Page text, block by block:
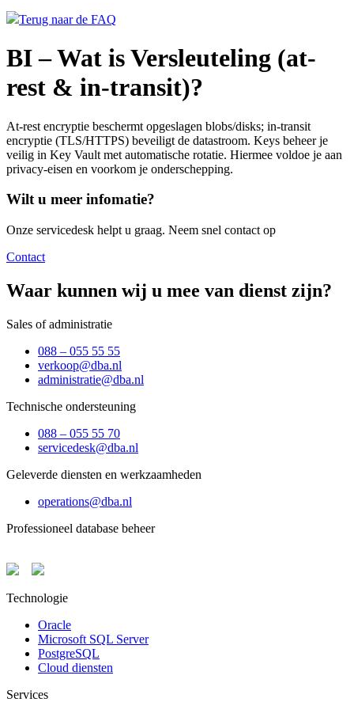
Terug naar de FAQ
BI – Wat is Versleuteling (at-
rest & in-transit)?
At-rest encryptie beschermt opgeslagen blobs/disks; in-transit
encryptie (TLS/HTTPS) beveiligt de datastroom. Keys beheer je
veilig in Key Vault met automatische rotatie. Hiermee voldoe je aan
privacy-eisen en voorkom je onderschepping.
Wilt u meer infomatie?
Onze servicedesk helpt u graag. Neem snel contact op
Contact
Waar kunnen wij u mee van dienst zijn?
Sales of administratie
088 – 055 55 55
verkoop@dba.nl
administratie@dba.nl
Technische ondersteuning
088 – 055 55 70
servicedesk@dba.nl
Geleverde diensten en werkzaamheden
operations@dba.nl
Professioneel database beheer
Technologie
Oracle
Microsoft SQL Server
PostgreSQL
Cloud diensten
Services